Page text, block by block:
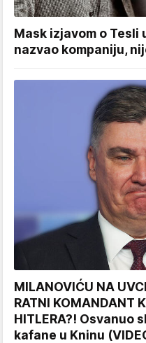
Mask izjavom o Tesli
nazvao kompaniju,
MILANOVIĆU NA
RATNI KOMANDANT
HITLERA?! Osvanuo
kafane u Kninu